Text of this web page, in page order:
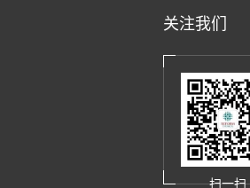
关注我们
扫一扫